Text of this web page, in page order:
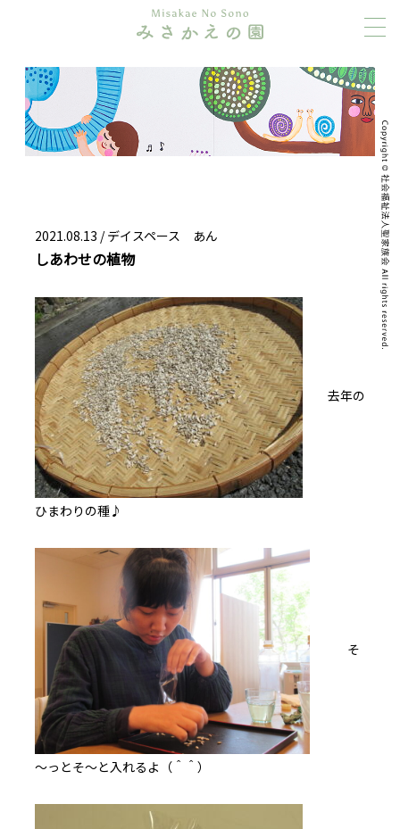
2021.08.13 /デイスペース あん
しあわせの植物
去年の
ひまわりの種♪
そ
～っとそ～と入れるよ（＾＾）